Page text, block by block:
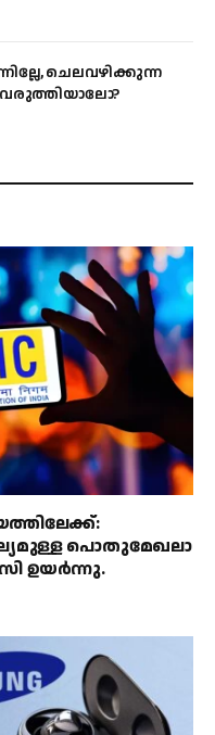
ചെലവഴിക്കുന്ന
വരുത്തിയാലോ?
പൊതുമേഖലാ
ഉയർന്നു.